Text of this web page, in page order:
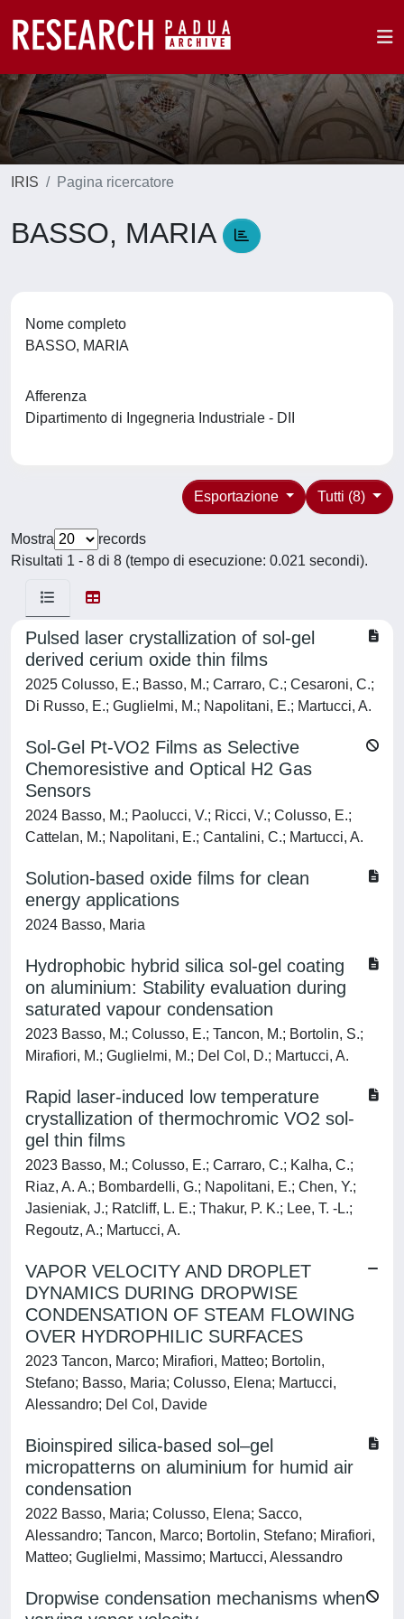
IRIS Pagina ricercatore
BASSO, MARIA
Nome completo
BASSO, MARIA
Afferenza
Dipartimento di Ingegneria Industriale - DII
Tutti (8)
Esportazione
Mostra
records
Risultati 1 - 8 di 8 (tempo di esecuzione: 0.021 secondi).
Pulsed laser crystallization of sol-gel
derived cerium oxide thin films
2025 Colusso, E.; Basso, M.; Carraro, C.; Cesaroni, C.;
Di Russo, E.; Guglielmi, M.; Napolitani, E.; Martucci, A.
Sol-Gel Pt-VO2 Films as Selective
Chemoresistive and Optical H2 Gas
Sensors
2024 Basso, M.; Paolucci, V.; Ricci, V.; Colusso, E.;
Cattelan, M.; Napolitani, E.; Cantalini, C.; Martucci, A.
Solution-based oxide films for clean
energy applications
2024 Basso, Maria
Hydrophobic hybrid silica sol-gel coating
on aluminium: Stability evaluation during
saturated vapour condensation
2023 Basso, M.; Colusso, E.; Tancon, M.; Bortolin, S.;
Mirafiori, M.; Guglielmi, M.; Del Col, D.; Martucci, A.
Rapid laser-induced low temperature
crystallization of thermochromic VO2 sol-
gel thin films
2023 Basso, M.; Colusso, E.; Carraro, C.; Kalha, C.;
Riaz, A. A.; Bombardelli, G.; Napolitani, E.; Chen, Y.;
Jasieniak, J.; Ratcliff, L. E.; Thakur, P. K.; Lee, T. -L.;
Regoutz, A.; Martucci, A.
VAPOR VELOCITY AND DROPLET
DYNAMICS DURING DROPWISE
CONDENSATION OF STEAM FLOWING
OVER HYDROPHILIC SURFACES
2023 Tancon, Marco; Mirafiori, Matteo; Bortolin,
Stefano; Basso, Maria; Colusso, Elena; Martucci,
Alessandro; Del Col, Davide
Bioinspired silica-based sol–gel
micropatterns on aluminium for humid air
condensation
2022 Basso, Maria; Colusso, Elena; Sacco,
Alessandro; Tancon, Marco; Bortolin, Stefano; Mirafiori,
Matteo; Guglielmi, Massimo; Martucci, Alessandro
Dropwise condensation mechanisms when